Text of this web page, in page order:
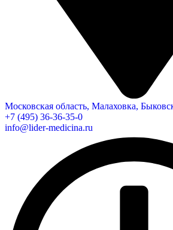
Московская область, Малаховка,
+7 (495) 36-36-35-0
info@lider-medicina.ru